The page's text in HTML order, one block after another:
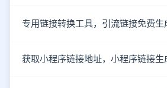
专用链接转换工具，引流链接免费生
获取小程序链接地址，小程序链接生